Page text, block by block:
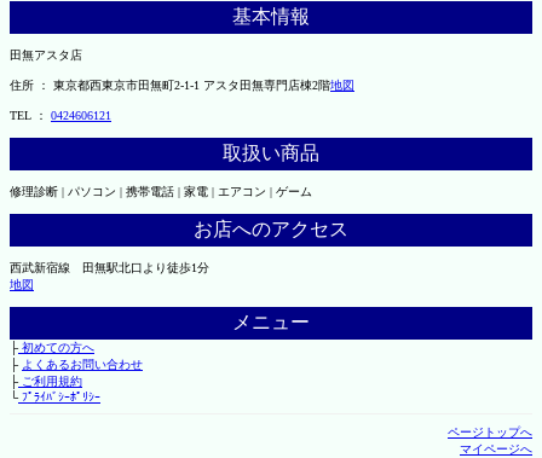
基本情報
田無アスタ店
住所 ： 東京都西東京市田無町2-1-1 アスタ田無専門店棟2階地図
TEL ： 0424606121
取扱い商品
修理診断 | パソコン | 携帯電話 | 家電 | エアコン | ゲーム
お店へのアクセス
西武新宿線 田無駅北口より徒歩1分
地図
メニュー
├初めての方へ
├ よくあるお問い合わせ
├ご利用規約
└ﾌﾟﾗｲﾊﾞｼｰﾎﾟﾘｼｰ
ページトップへ
マイページへ